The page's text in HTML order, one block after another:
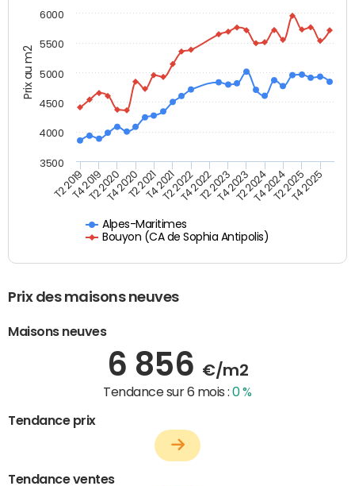
Prix au m2
Alpes-Maritimes
Bouyon (CA de Sophia Antipolis)
T2 2019T4 2019T2 2020T4 2020T2 2021T4 2021T2 2022T4 2022T2 2023T4 2023T2 2024T4 2024T2 2025T4 2025
3500
4000
4500
5000
5500
6000
Prix des maisons neuves
Maisons neuves
6 856 €/m2
Tendance sur 6 mois :0 %
Tendance prix
Tendance ventes